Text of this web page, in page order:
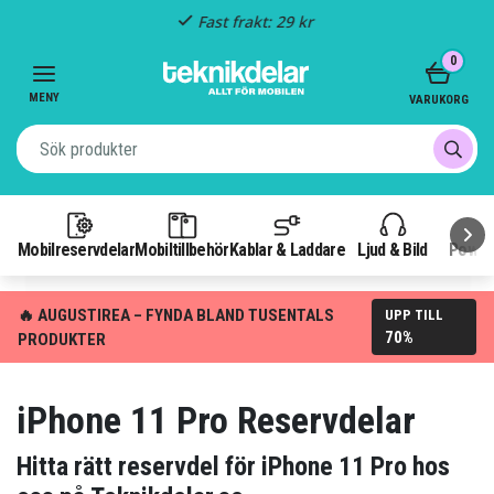
Fast frakt: 29 kr
MENY
MobilreservdelarMobiltillbehör Kablar & Laddare Ljud & Bild
0
VARUKORG
🔥 AUGUSTIREA – FYNDA BLAND TUSENTALS
PRODUKTER
UPP TILL
70%
iPhone 11 Pro Reservdelar
Hitta rätt reservdel för iPhone 11 Pro hos